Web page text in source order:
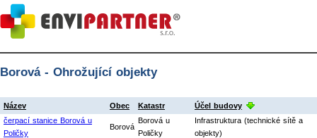
Borová - Ohrožující objekty
Název Obec Katastr
Účel budovy
čerpací stanice Borová u
Poličky
Borová
Borová u
Poličky
Infrastruktura (technické sítě a
objekty)